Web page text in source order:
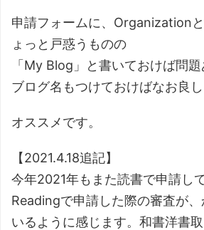
申請フォームに、Organization
ょっと戸惑うものの
「My Blog」と書いておけば問題
ブログ名もつけておけばなお良し
オススメです。
【2021.4.18追記】
今年2021年もまた読書で申請し
Readingで申請した際の審査が
いるように感じます。和書洋書